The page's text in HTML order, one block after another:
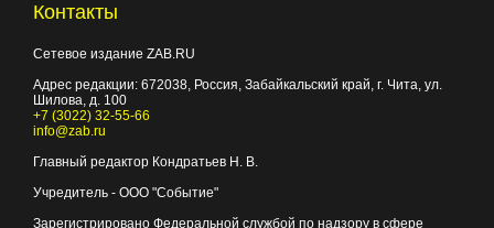
Контакты
Сетевое издание ZAB.RU
Адрес редакции: 672038, Россия, Забайкальский край, г. Чита, ул.
Шилова, д. 100
+7 (3022) 32-55-66
info@zab.ru
Главный редактор Кондратьев Н. В.
Учредитель - ООО "Событие"
Зарегистрировано Федеральной службой по надзору в сфере